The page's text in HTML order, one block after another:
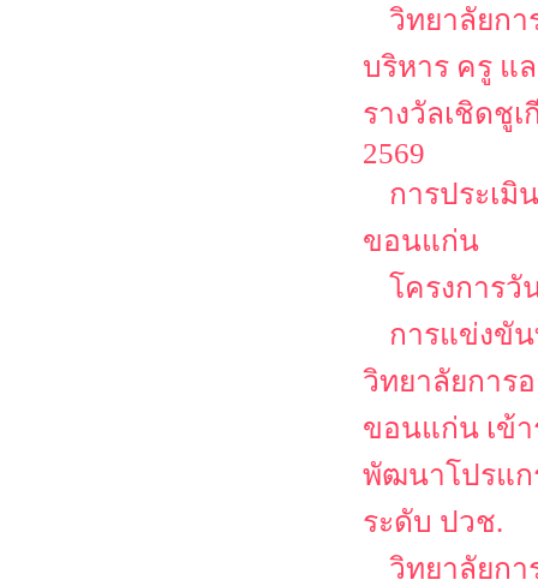
วิทยาลัยก
บริหาร ครู แ
รางวัลเชิดชู
2569
การประเมิ
ขอนแก่น
โครงการวั
การแข่งขั
วิทยาลัยการ
ขอนแก่น เข้
พัฒนาโปรแก
ระดับ ปวช.
วิทยาลัยกา